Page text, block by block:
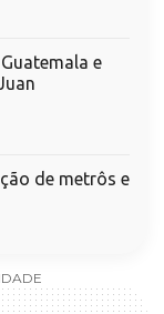
e
de metrôs e